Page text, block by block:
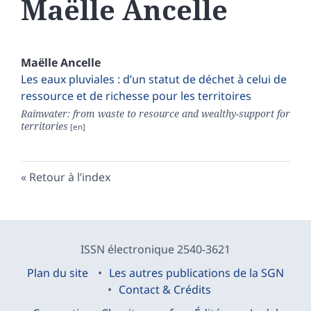
Maëlle Ancelle
MaëlleAncelle
Les eaux pluviales : d’un statut de déchet à celui de
ressource et de richesse pour les territoires
Rainwater: from waste to resource and wealthy-support for
territories
Retour à l’index
ISSN électronique 2540-3621
Plan du site
Les autres publications de la SGN
Contact & Crédits